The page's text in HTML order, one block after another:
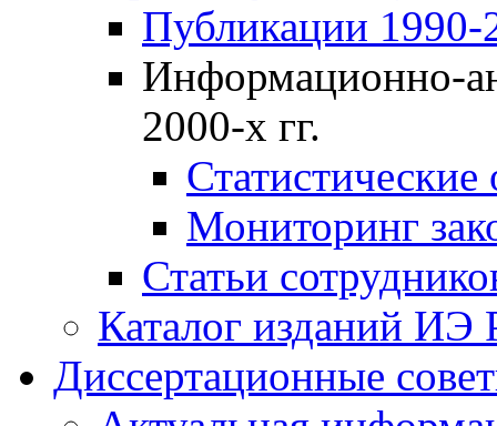
Публикации 1990-
Информационно-
2000-х гг.
Мониторинг
Статьи
Каталог изданий ИЭ
Диссертационные